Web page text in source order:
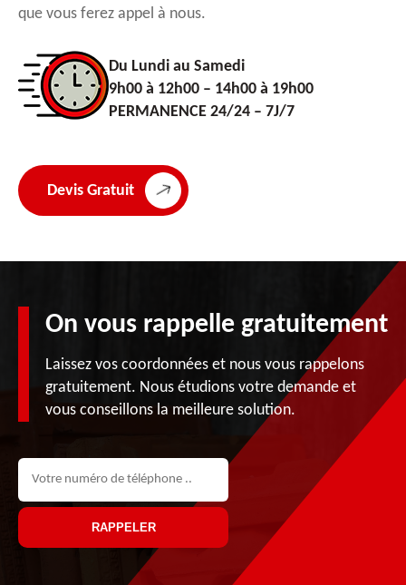
que vous ferez appel à nous.
Du Lundi au Samedi
9h00 à 12h00 – 14h00 à 19h00
PERMANENCE 24/24 – 7J/7
Devis Gratuit
On vous rappelle gratuitement
Laissez vos coordonnées et nous vous rappelons
gratuitement. Nous étudions votre demande et
vous conseillons la meilleure solution.